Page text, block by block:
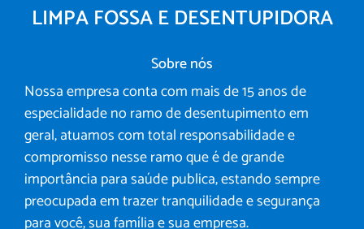
LIMPA FOSSA E DESENTUPIDORA
Sobre nós
Nossa empresa conta com mais de 15 anos de
especialidade no ramo de desentupimento em
geral, atuamos com total responsabilidade e
compromisso nesse ramo que é de grande
importância para saúde publica, estando sempre
preocupada em trazer tranquilidade e segurança
para você, sua família e sua empresa.